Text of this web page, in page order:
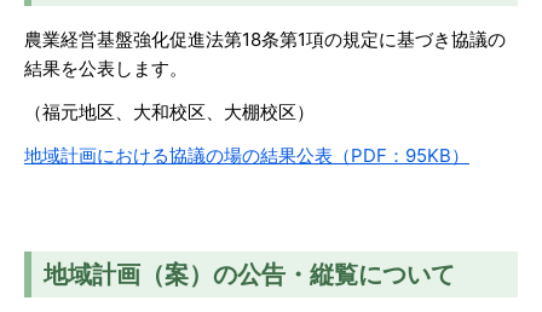
農業経営基盤強化促進法第18条第1項の規定に基づき協議の
結果を公表します。
（福元地区、大和校区、大棚校区）
地域計画における協議の場の結果公表（PDF：95KB）
地域計画（案）の公告・縦覧について